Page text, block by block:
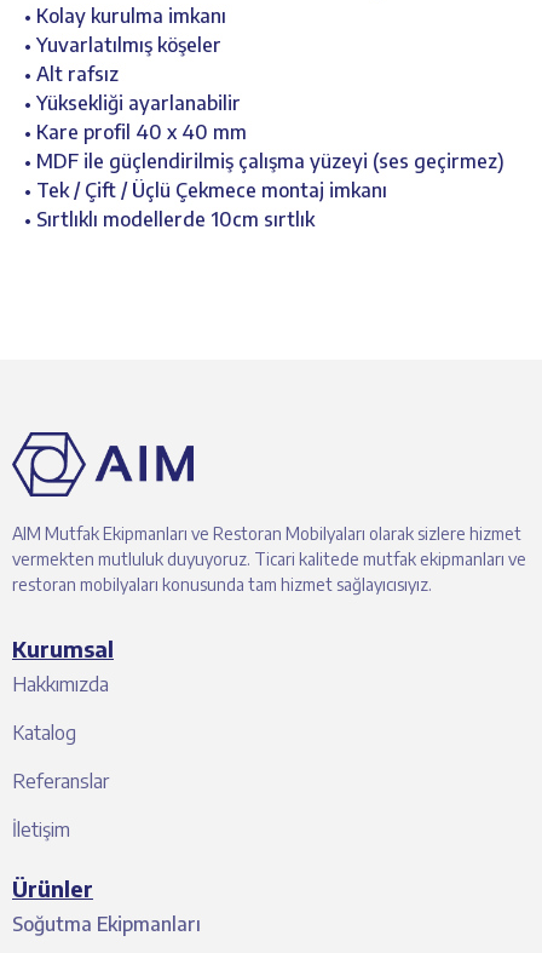
• Kolay kurulma imkanı
• Yuvarlatılmış köşeler
• Alt rafsız
• Yüksekliği ayarlanabilir
• Kare profil 40 x 40 mm
• MDF ile güçlendirilmiş çalışma yüzeyi (ses geçirmez)
• Tek / Çift / Üçlü Çekmece montaj imkanı
• Sırtlıklı modellerde 10cm sırtlık
AIM Mutfak Ekipmanları ve Restoran Mobilyaları olarak sizlere hizmet
vermekten mutluluk duyuyoruz. Ticari kalitede mutfak ekipmanları ve
restoran mobilyaları konusunda tam hizmet sağlayıcısıyız.
Kurumsal
Hakkımızda
Katalog
Referanslar
İletişim
Ürünler
Soğutma Ekipmanları